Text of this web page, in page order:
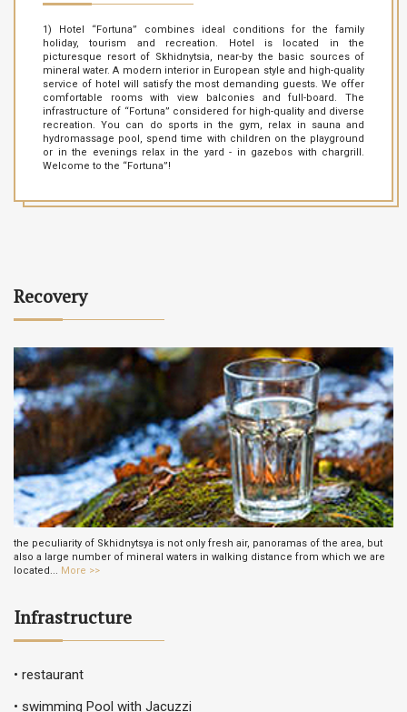
1) Hotel “Fortuna” combines ideal conditions for the family
holiday, tourism and recreation. Hotel is located in the
picturesque resort of Skhidnytsia, near-by the basic sources of
mineral water. A modern interior in European style and high-quality
service of hotel will satisfy the most demanding guests. We offer
comfortable rooms with view balconies and full-board. The
infrastructure of “Fortuna” considered for high-quality and diverse
recreation. You can do sports in the gym, relax in sauna and
hydromassage pool, spend time with children on the playground
or in the evenings relax in the yard - in gazebos with chargrill.
Welcome to the “Fortuna”!
Recovery
the peculiarity of Skhidnytsya is not only fresh air, panoramas of the area, but
also a large number of mineral waters in walking distance from which we are
located... More >>
Infrastructure
• restaurant
• swimming Pool with Jacuzzi